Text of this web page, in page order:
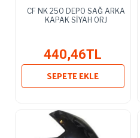
CF NK 250 DEPO SAĞ ARKA
KAPAK SİYAH ORJ
440,46TL
SEPETE EKLE